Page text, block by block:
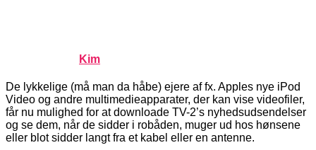
Kim
De lykkelige (må man da håbe) ejere af fx. Apples nye iPod
Video og andre multimedieapparater, der kan vise videofiler,
får nu mulighed for at downloade TV-2’s nyhedsudsendelser
og se dem, når de sidder i robåden, muger ud hos hønsene
eller blot sidder langt fra et kabel eller en antenne.